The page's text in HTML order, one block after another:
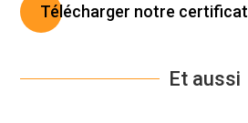
Télécharger notre certificat
Et aussi